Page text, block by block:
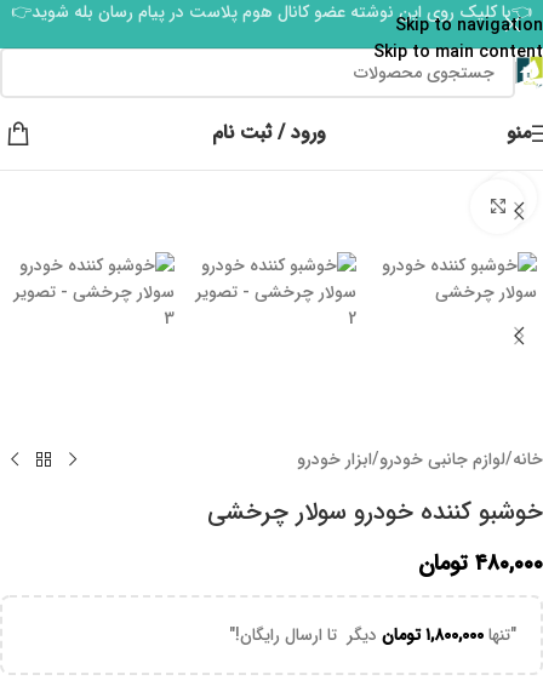
Skip to navigation
Skip to main content
👈با کلیک روی این نوشته عضو کانال هوم پلاست در پیام رسان بله شوید👉
منو ورود / ثبت نام
خانه/لوازم جانبی خودرو/ابزار خودرو
خوشبو کننده خودرو سولار چرخشی
۴۸۰,۰۰۰ تومان
"تنها۱,۸۰۰,۰۰۰تومان دیگر تا ارسال رایگان!"